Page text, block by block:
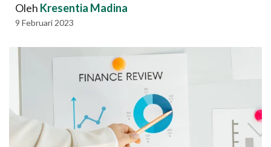
Oleh Kresentia Madina
9 Februari 2023